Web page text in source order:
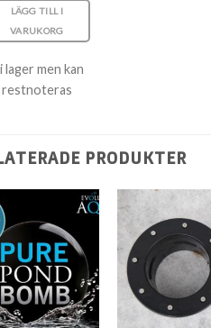
LÄGG TILL I
VARUKORG
lager men kan
restnoteras
PRODUKTER